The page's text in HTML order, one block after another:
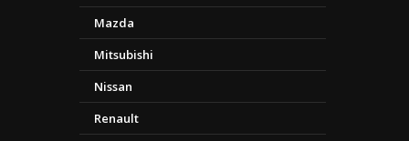
Mazda
Mitsubishi
Nissan
Renault